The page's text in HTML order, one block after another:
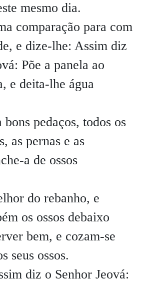
mesmo dia.
comparação para com
e dize-lhe: Assim diz
Põe a panela ao
e deita-lhe água
pedaços, todos os
as pernas e as
a de ossos
do rebanho, e
os ossos debaixo
bem, e cozam-se
seus ossos.
diz o Senhor Jeová: